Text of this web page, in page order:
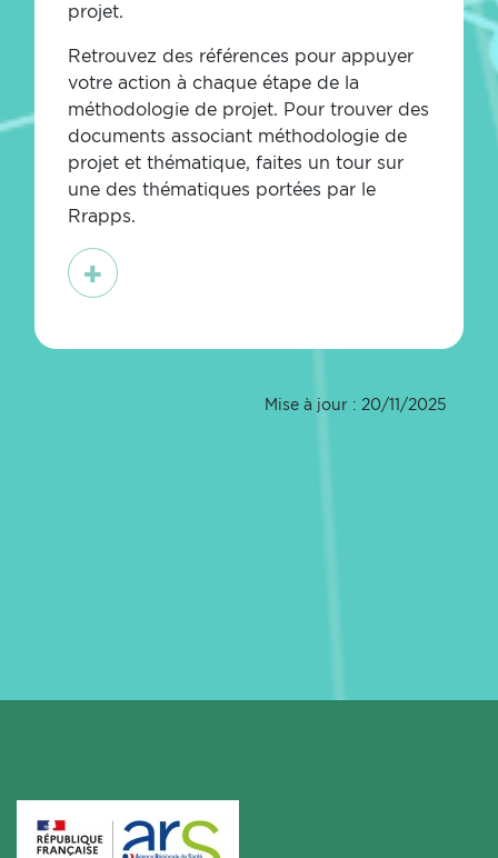
projet.
Retrouvez des références pour appuyer
votre action à chaque étape de la
méthodologie de projet. Pour trouver des
documents associant méthodologie de
projet et thématique, faites un tour sur
une des thématiques portées par le
Rrapps.
En
savoir
Mise à jour : 20/11/2025